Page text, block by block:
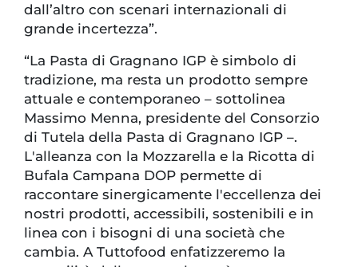
dall’altro con scenari internazionali di
grande incertezza”.
“La Pasta di Gragnano IGP è simbolo di
tradizione, ma resta un prodotto sempre
attuale e contemporaneo – sottolinea
Massimo Menna, presidente del Consorzio
di Tutela della Pasta di Gragnano IGP –.
L'alleanza con la Mozzarella e la Ricotta di
Bufala Campana DOP permette di
raccontare sinergicamente l'eccellenza dei
nostri prodotti, accessibili, sostenibili e in
linea con i bisogni di una società che
cambia. A Tuttofood enfatizzeremo la